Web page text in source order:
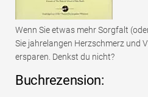
Wenn Sie etwas mehr Sorgfalt
Sie jahrelangen Herzschmerz und
ersparen. Denkst du nicht?
Buchrezension: